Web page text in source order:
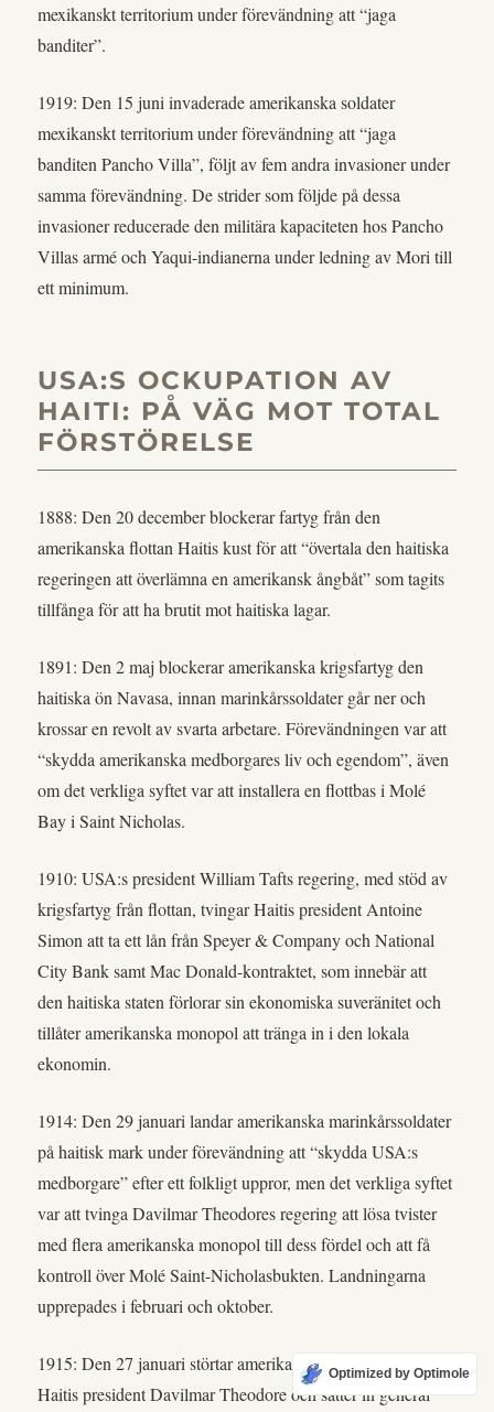
mexikanskt territorium under förevändning att “jaga
banditer”.
1919: Den 15 juni invaderade amerikanska soldater
mexikanskt territorium under förevändning att “jaga
banditen Pancho Villa”, följt av fem andra invasioner under
samma förevändning. De strider som följde på dessa
invasioner reducerade den militära kapaciteten hos Pancho
Villas armé och Yaqui-indianerna under ledning av Mori till
ett minimum.
USA:S OCKUPATION AV
HAITI: PÅ VÄG MOT TOTAL
FÖRSTÖRELSE
1888: Den 20 december blockerar fartyg från den
amerikanska flottan Haitis kust för att “övertala den haitiska
regeringen att överlämna en amerikansk ångbåt” som tagits
tillfånga för att ha brutit mot haitiska lagar.
1891: Den 2 maj blockerar amerikanska krigsfartyg den
haitiska ön Navasa, innan marinkårssoldater går ner och
krossar en revolt av svarta arbetare. Förevändningen var att
“skydda amerikanska medborgares liv och egendom”, även
om det verkliga syftet var att installera en flottbas i Molé
Bay i Saint Nicholas.
1910: USA:s president William Tafts regering, med stöd av
krigsfartyg från flottan, tvingar Haitis president Antoine
Simon att ta ett lån från Speyer & Company och National
City Bank samt Mac Donald-kontraktet, som innebär att
den haitiska staten förlorar sin ekonomiska suveränitet och
tillåter amerikanska monopol att tränga in i den lokala
ekonomin.
1914: Den 29 januari landar amerikanska marinkårssoldater
på haitisk mark under förevändning att “skydda USA:s
medborgare” efter ett folkligt uppror, men det verkliga syftet
var att tvinga Davilmar Theodores regering att lösa tvister
med flera amerikanska monopol till dess fördel och att få
kontroll över Molé Saint-Nicholasbukten. Landningarna
upprepades i februari och oktober.
1915: Den 27 januari störtar amerikanska marinkårssoldater
Haitis president Davilmar Theodore och sätter in general
Optimized by Optimole